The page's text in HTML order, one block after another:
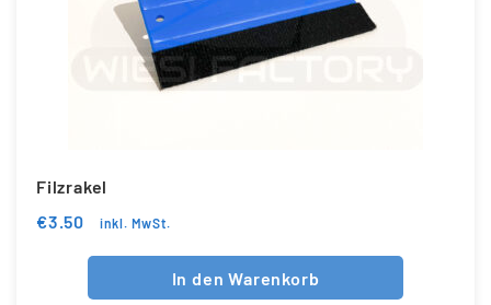
Filzrakel
€3.50 inkl. MwSt.
In den Warenkorb